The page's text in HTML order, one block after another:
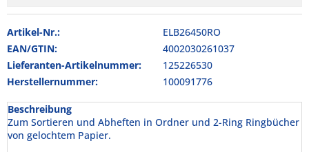
Artikel-Nr.:
ELB26450RO
EAN/GTIN:
4002030261037
Lieferanten-Artikelnummer:
125226530
Herstellernummer:
100091776
Beschreibung
Zum Sortieren und Abheften in Ordner und 2-Ring Ringbücher
von gelochtem Papier.